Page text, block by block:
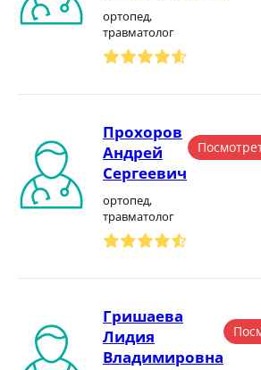
ортопед,
травматолог
Прохоров
Андрей
Сергеевич
ортопед,
травматолог
Гришаева
Лидия
Владимировна